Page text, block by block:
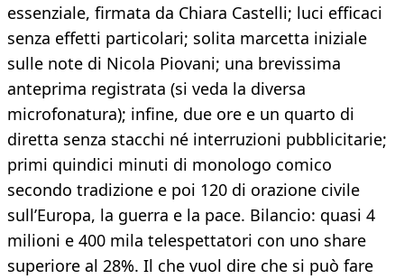
essenziale, firmata da Chiara Castelli; luci efficaci
senza effetti particolari; solita marcetta iniziale
sulle note di Nicola Piovani; una brevissima
anteprima registrata (si veda la diversa
microfonatura); infine, due ore e un quarto di
diretta senza stacchi né interruzioni pubblicitarie;
primi quindici minuti di monologo comico
secondo tradizione e poi 120 di orazione civile
sull’Europa, la guerra e la pace. Bilancio: quasi 4
milioni e 400 mila telespettatori con uno share
superiore al 28%. Il che vuol dire che si può fare